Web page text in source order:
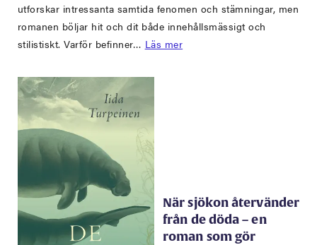
utforskar intressanta samtida fenomen och stämningar, men
romanen böljar hit och dit både innehållsmässigt och
stilistiskt. Varför befinner… Läs mer
När sjökon återvänder
från de döda – en
roman som gör